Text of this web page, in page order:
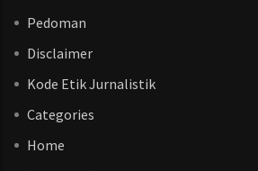
Pedoman
Disclaimer
Kode Etik Jurnalistik
Categories
Home